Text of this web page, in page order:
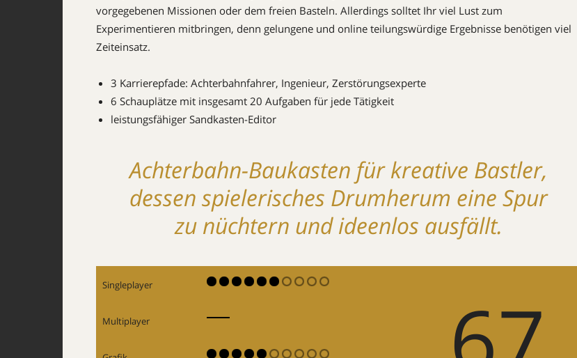
vorgegebenen Missionen oder dem freien Basteln. Allerdings solltet Ihr viel Lust zum
Experimentieren mitbringen, denn gelungene und online teilungswürdige Ergebnisse benötigen viel
Zeiteinsatz.
3 Karrierepfade: Achterbahnfahrer, Ingenieur, Zerstörungsexperte
6 Schauplätze mit insgesamt 20 Aufgaben für jede Tätigkeit
leistungsfähiger Sandkasten-Editor
Achterbahn-Baukasten für kreative Bastler,
dessen spielerisches Drumherum eine Spur
zu nüchtern und ideenlos ausfällt.
Singleplayer
Multiplayer